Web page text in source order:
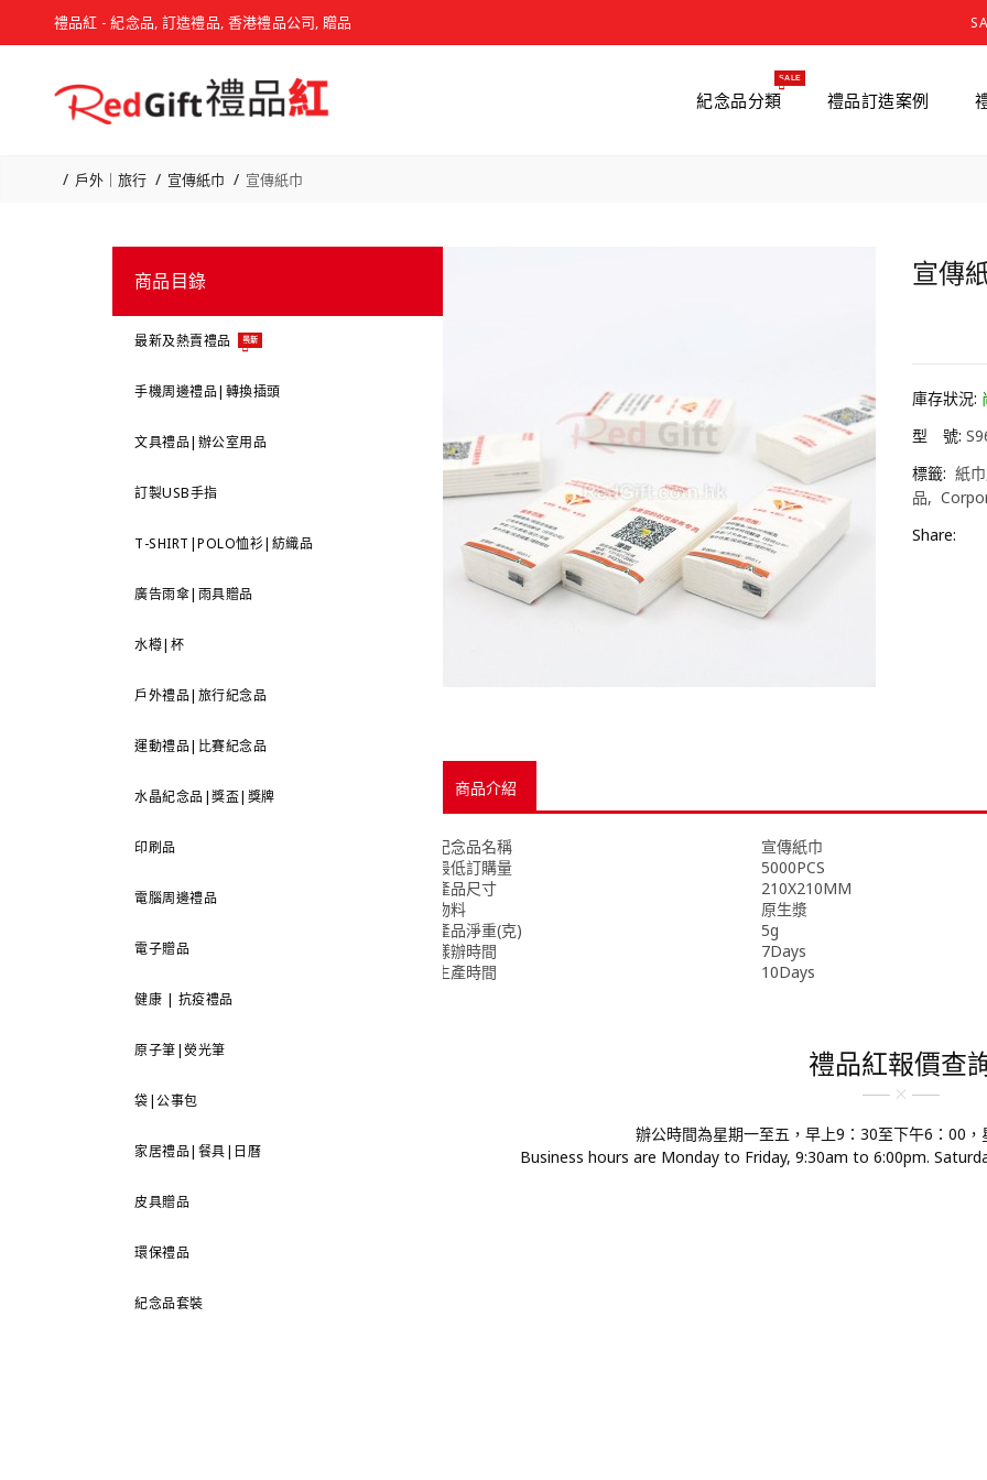
禮品紅 - 紀念品, 訂造禮品, 香港禮品公司, 贈品
紀念品分類
SALE
禮品訂造案例
戶外｜旅行 宣傳紙巾 宣傳紙巾
商品目錄
最新及熱賣禮品 最新
手機周邊禮品|轉換插頭
文具禮品|辦公室用品
訂製USB手指
T-SHIRT|POLO恤衫|紡織品
廣告雨傘|雨具贈品
水樽|杯
戶外禮品|旅行紀念品
運動禮品|比賽紀念品
水晶紀念品|獎盃|獎牌
印刷品
電腦周邊禮品
電子贈品
健康 | 抗疫禮品
原子筆|熒光筆
袋|公事包
家居禮品|餐具|日曆
皮具贈品
環保禮品
紀念品套裝
宣傳
庫存狀況:
型 號:
標籤: 紙巾
品
Share:
商品介紹
紀念品名稱
宣傳紙巾
最低訂購量
5000PCS
產品尺寸
210X210MM
物料
原生漿
產品淨重(克)
5g
樣辦時間
7Days
生產時間
10Days
禮品紅報價查
辦公時間為星期一至五，早上9：30至下午6：00，
Business hours are Monday to Friday, 9:30am to 6:00pm.